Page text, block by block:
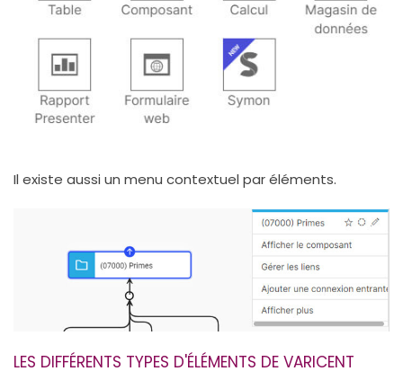
Il existe aussi un menu contextuel par éléments.
LES DIFFÉRENTS TYPES D'ÉLÉMENTS DE VARICENT